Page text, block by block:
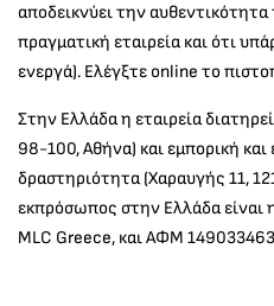
αποδεικνύει την αυθεντικότητα
πραγματική εταιρεία και ότι
ενεργά). Ελέγξτε online το
Στην Ελλάδα η εταιρεία
98-100, Αθήνα) και εμπορική και
δραστηριότητα (Χαραυγής 11,
εκπρόσωπος στην Ελλάδα είναι
MLC Greece, και ΑΦΜ